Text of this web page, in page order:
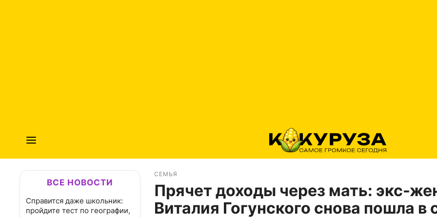
ВСЕ НОВОСТИ
Справится даже школьник:
пройдите тест по географии,
СЕМЬЯ
Прячет доходы через мать: экс-
Виталия Гогунского снова пошла в